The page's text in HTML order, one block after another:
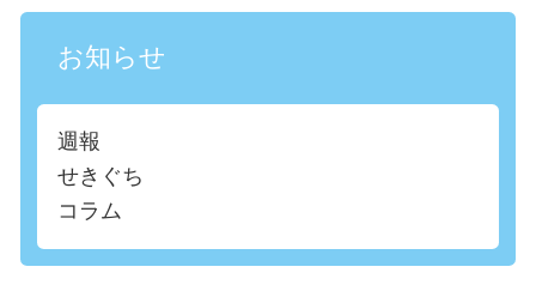
お知らせ
週報
せきぐち
コラム